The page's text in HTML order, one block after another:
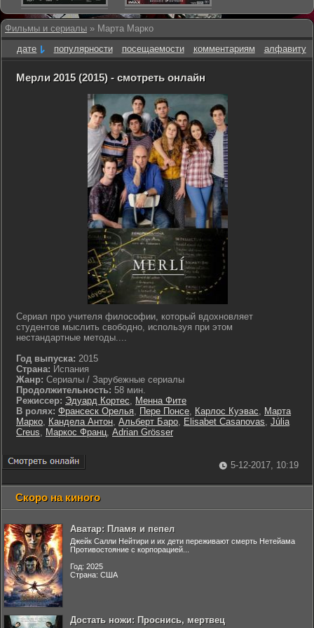
Фильмы и сериалы » Марта Марко
дате
популярности посещаемости комментариям алфавиту
Мерли 2015 (2015) - смотреть онлайн
Сериал про учителя философии, который вдохновляет
студентов мыслить свободно, используя при этом
нестандартные методы....
Год выпуска: 2015
Страна: Испания
Жанр: Сериалы / Зарубежные сериалы
Продолжительность: 58 мин.
Режиссер: Эдуард Кортес, Менна Фите
В ролях: Франсеск Орелья, Пере Понсе, Карлос Куэвас, Марта
Марко, Кандела Антон, Альберт Баро, Elisabet Casanovas, Júlia
Creus, Маркос Франц, Adrian Grösser
5-12-2017, 10:19
Скоро на киного
Аватар: Пламя и пепел
Джейк Салли Нейтири и их дети переживают смерть Нетейама
Противостояние с корпорацией...
Год: 2025
Страна: США
Достать ножи: Проснись, мертвец